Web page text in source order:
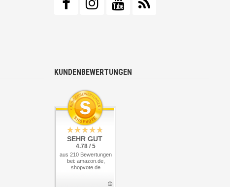
KUNDENBEWERTUNGEN
SEHR GUT
4.78 / 5
aus 210 Bewertungen
bei: amazon.de,
shopvote.de